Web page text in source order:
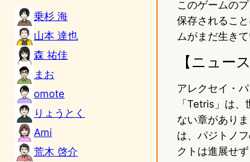
乗杉 海
山本 達也
森 祐佳
まお
omote
りょうとく
Ami
荒木 啓介
このゲームの
保存されるこ
ムがまだ生き
【ニュー
アレクセイ・
「Tetris」は
ない章があり
は、パジトノ
クトは進展せ